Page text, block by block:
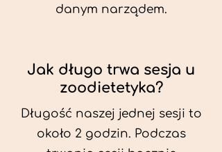
danym narządem.
Jak długo trwa sesja u
zoodietetyka?
Długość naszej jednej sesji to
około 2 godzin. Podczas